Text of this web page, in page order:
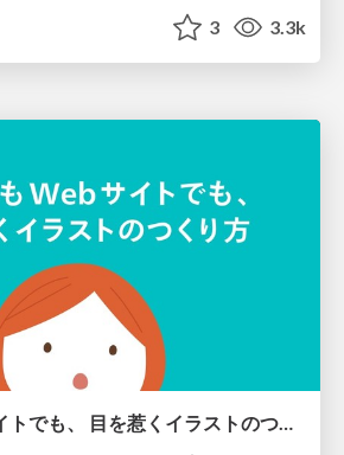
3 3.3k
SNSでもWebサイトでも、 目を惹くイラストのつくり方